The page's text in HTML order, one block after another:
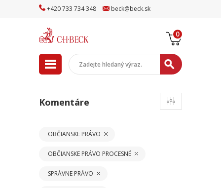
+420733 734348 beck@beck.sk
0
Komentáre
OBČIANSKE PRÁVO
OBČIANSKE PRÁVO PROCESNÉ
SPRÁVNE PRÁVO